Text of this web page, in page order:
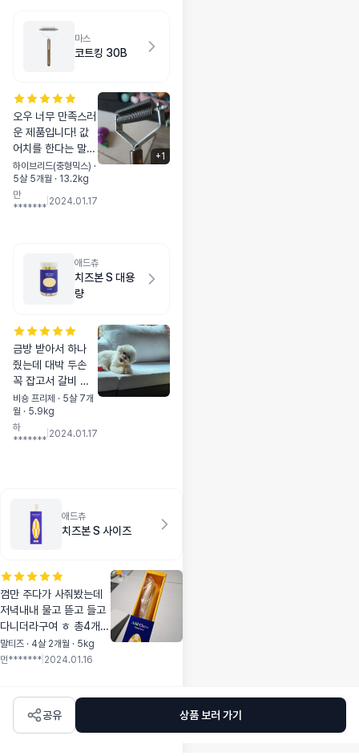
마스
코트킹 30B
오우 너무 만족스러
운 제품입니다! 값
어치를 한다는 말이
딱 맞는 표현입니
다. 죽은털이 그리
많이 있는줄 몰랐네
시원해 합니다! 이
거 사용하곤 집에
털날림이 확실이 많
척 제품입니다
하이브리드(중형믹스) ·
5살 5개월 · 13.2kg
만
*******
2024.01.17
+1
애드츄
치즈본 S 대용
량
금방 받아서 하나
줬는데 대박 두손
꼭 잡고서 갈비 뜯
어 먹 듯이 먹고 있
네요 바게트 만들어
줄려고 달랬드니 들
비숑 프리제 · 5살 7개
월 · 5.9kg
하
*******
2024.01.17
애드츄
치즈본 S 사이즈
껌만 주다가 사줘봤는데
저녁내내 물고 뜯고 들고
다니더라구여 ㅎ 총4개
들어있고 특별한 냄새가
나진않더라구요 잘가지고
말티즈 · 4살 2개월 · 5kg
먼******* 2024.01.16
공유 상품 보러 가기